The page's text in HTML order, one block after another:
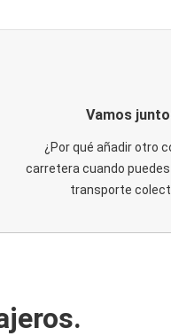
Vamos
¿Por qué añadir otro
carretera cuando puedes
transporte